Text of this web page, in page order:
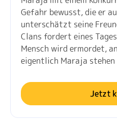
Gefahr bewusst, die er
unterschätzt seine
Clans fordert eines
Mensch wird ermordet,
eigentlich Maraja
Jetzt